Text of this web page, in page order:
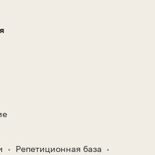
• Репетиционная база •